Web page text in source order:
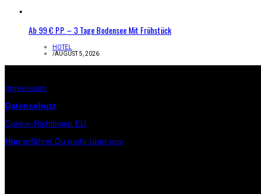
Ab 99 € P.P. – 3 Tage Bodensee Mit Frühstück
HOTEL
/AUGUST 5, 2026
Impressum
Datenschutz
Cookie-Richtlinien EU
Hiererfährst Du mehr über uns